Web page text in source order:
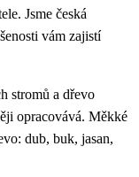
Jsme česká
vám zajistí
stromů a dřevo
opracovává. Měkké
dub, buk, jasan,